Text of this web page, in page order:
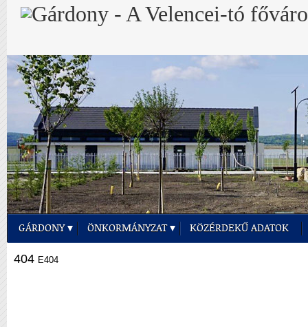
GÁRDONY ÖNKORMÁNYZAT KÖZÉRDEKŰ ADATOK
404 E404